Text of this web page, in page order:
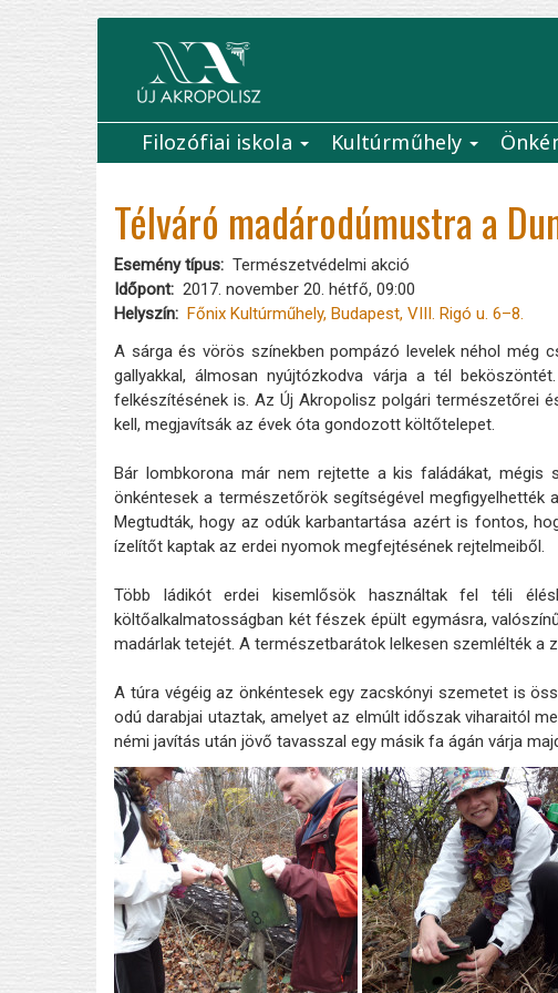
Main
navigation
Filozófiai iskola Kultúrműhely
Télváró madárodúmustra a
Esemény típus
Természetvédelmi akció
Időpont
2017. november 20. hétfő, 09:00
Helyszín
Főnix Kultúrműhely, Budapest, VIII. Rigó u. 6–8.
A sárga és vörös színekben pompázó levelek néhol még
gallyakkal, álmosan nyújtózkodva várja a tél
felkészítésének is. Az Új Akropolisz polgári természetőrei
kell, megjavítsák az évek óta gondozott költőtelepet.
Bár lombkorona már nem rejtette a kis faládákat, mégis
önkéntesek a természetőrök segítségével
Megtudták, hogy az odúk karbantartása azért is fontos,
ízelítőt kaptak az erdei nyomok megfejtésének rejtelmeiből.
Több ládikót erdei kisemlősök használtak fel téli
költőalkalmatosságban két fészek épült egymásra,
madárlak tetejét. A természetbarátok lelkesen szemlélték a
A túra végéig az önkéntesek egy zacskónyi szemetet is
odú darabjai utaztak, amelyet az elmúlt időszak viharaitól
némi javítás után jövő tavasszal egy másik fa ágán várja